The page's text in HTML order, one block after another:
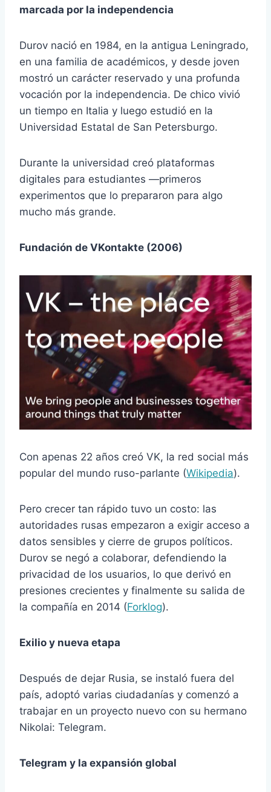
marcada por la independencia
Durov nació en 1984, en la antigua Leningrado,
en una familia de académicos, y desde joven
mostró un carácter reservado y una profunda
vocación por la independencia. De chico vivió
un tiempo en Italia y luego estudió en la
Universidad Estatal de San Petersburgo.
Durante la universidad creó plataformas
digitales para estudiantes —primeros
experimentos que lo prepararon para algo
mucho más grande.
Fundación de VKontakte (2006)
Con apenas 22 años creó VK, la red social más
popular del mundo ruso-parlante (Wikipedia).
Pero crecer tan rápido tuvo un costo: las
autoridades rusas empezaron a exigir acceso a
datos sensibles y cierre de grupos políticos.
Durov se negó a colaborar, defendiendo la
privacidad de los usuarios, lo que derivó en
presiones crecientes y finalmente su salida de
la compañía en 2014 (Forklog).
Exilio y nueva etapa
Después de dejar Rusia, se instaló fuera del
país, adoptó varias ciudadanías y comenzó a
trabajar en un proyecto nuevo con su hermano
Nikolai: Telegram.
Telegram y la expansión global